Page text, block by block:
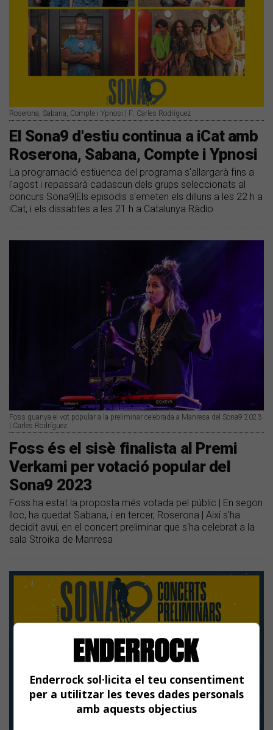
Roserona, Sabana, Compte i Ypnosi | F: Carles Rodríguez
El Sona9 d'estiu continua a iCat amb
Roserona, Sabana, Compte i Ypnosi
La programació estiuenca del programa s'allargarà fins a
l'agost i repassarà cadascun dels grups seleccionats al
concurs Sona9|Els episodis s'emeten els dilluns a les 22 h a
iCat, i els dissabtes a les 21 h a Catalunya Ràdio
Foss guanya el vot popular a la preliminar celebrada a Manresa del Sona9 2023
| Carles Rodríguez
Foss és el sisè finalista al Premi
Verkami per votació popular del
Sona9 2023
Foss ha estat la proposta més votada pel públic | En segon
lloc, ha quedat Sabana, i en tercer, Roserona | Així s'ha
decidit avui, en el concert preliminar que s'ha celebrat a la
sala Stroika de Manresa
Enderrock sol·licita el teu consentiment
per a utilitzar les teves dades personals
amb aquests objectius